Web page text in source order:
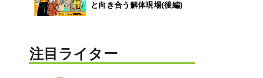
と向き合う解体現場(後編)
注目ライター